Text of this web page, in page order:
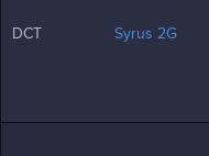
DCT Syrus 2G